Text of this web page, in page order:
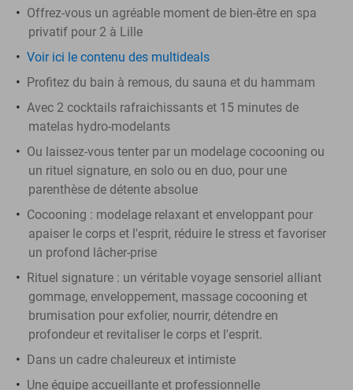
Offrez-vous un agréable moment de bien-être en spa
privatif pour 2 à Lille
Voir ici le contenu des multideals
Profitez du bain à remous, du sauna et du hammam
Avec 2 cocktails rafraichissants et 15 minutes de
matelas hydro-modelants
Ou laissez-vous tenter par un modelage cocooning ou
un rituel signature, en solo ou en duo, pour une
parenthèse de détente absolue
Cocooning : modelage relaxant et enveloppant pour
apaiser le corps et l'esprit, réduire le stress et favoriser
un profond lâcher-prise
Rituel signature : un véritable voyage sensoriel alliant
gommage, enveloppement, massage cocooning et
brumisation pour exfolier, nourrir, détendre en
profondeur et revitaliser le corps et l'esprit.
Dans un cadre chaleureux et intimiste
Une équipe accueillante et professionnelle